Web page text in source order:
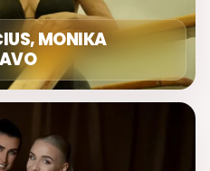
MONIKA